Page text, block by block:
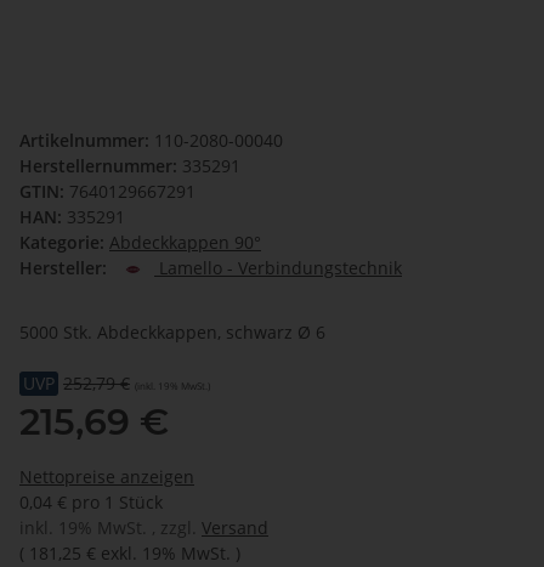
Artikelnummer: 110-2080-00040
Herstellernummer: 335291
GTIN: 7640129667291
HAN: 335291
Kategorie: Abdeckkappen 90°
Hersteller:
Lamello - Verbindungstechnik
5000 Stk. Abdeckkappen, schwarz Ø 6
UVP 252,79 € (inkl. 19% MwSt.)
215,69 €
Nettopreise anzeigen
0,04 € pro 1 Stück
inkl. 19% MwSt. , zzgl. Versand
( 181,25 € exkl. 19% MwSt. )